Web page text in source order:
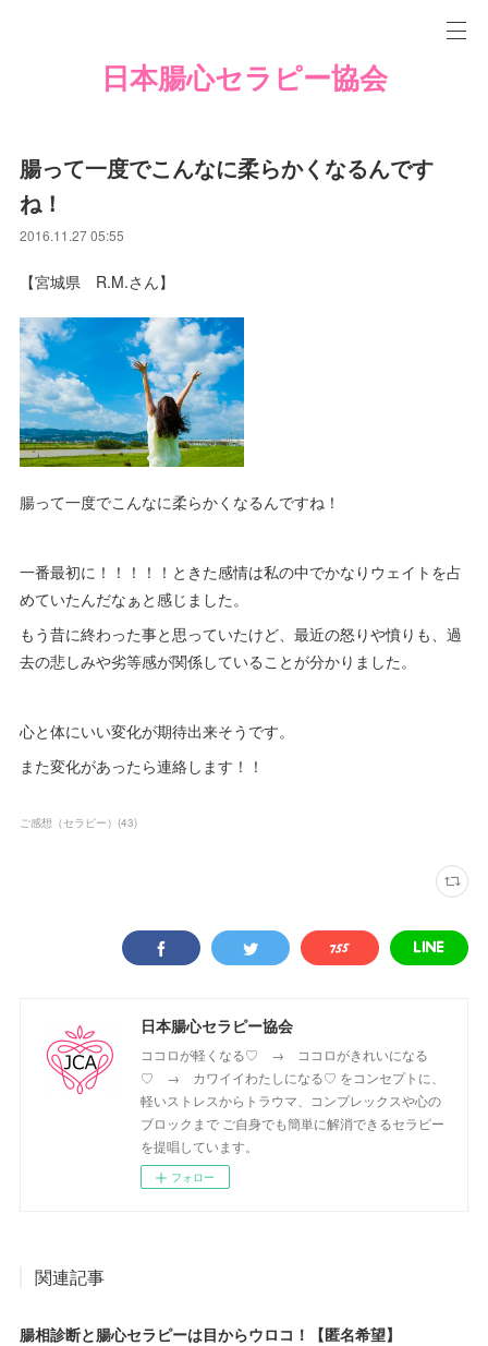
日本腸心セラピー協会
腸って一度でこんなに柔らかくなるんです
ね！
2016.11.27 05:55
【宮城県 R.M.さん】
腸って一度でこんなに柔らかくなるんですね！
一番最初に！！！！！ときた感情は私の中でかなりウェイトを占
めていたんだなぁと感じました。
もう昔に終わった事と思っていたけど、最近の怒りや憤りも、過
去の悲しみや劣等感が関係していることが分かりました。
心と体にいい変化が期待出来そうです。
また変化があったら連絡します！！
ご感想（セラピー） (43)
日本腸心セラピー協会
ココロが軽くなる♡ → ココロがきれいになる
♡ → カワイイわたしになる♡ をコンセプトに、
軽いストレスからトラウマ、コンプレックスや心の
ブロックまで ご自身でも簡単に解消できるセラピー
を提唱しています。
フォロー
関連記事
腸相診断と腸心セラピーは目からウロコ！【匿名希望】